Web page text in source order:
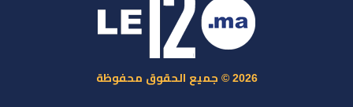
2026 © جميع الحقوق محفوظة